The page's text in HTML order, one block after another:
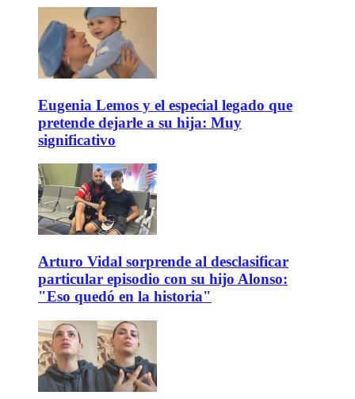
Eugenia Lemos y el especial legado que
pretende dejarle a su hija: Muy
significativo
Arturo Vidal sorprende al desclasificar
particular episodio con su hijo Alonso:
"Eso quedó en la historia"